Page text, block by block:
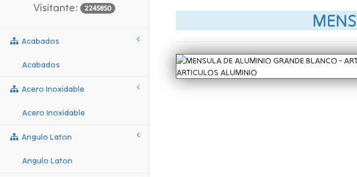
Visitante: 2245850
Acabados
Acabados
Acero Inoxidable
Acero Inoxidable
Angulo Laton
Angulo Laton